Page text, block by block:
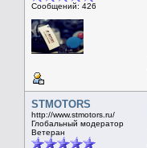
Сообщений: 426
STMOTORS
http://www.stmotors.ru/
Глобальный модератор
Ветеран